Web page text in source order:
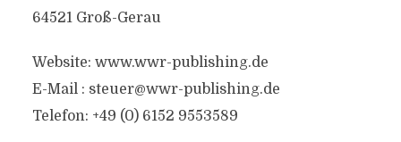
64521 Groß-Gerau
Website: www.wwr-publishing.de
E-Mail : steuer@wwr-publishing.de
Telefon: +49 (0) 6152 9553589